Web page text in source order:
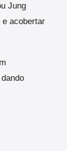
Jung
e acobertar